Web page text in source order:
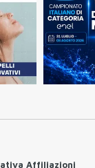
Affiliazioni